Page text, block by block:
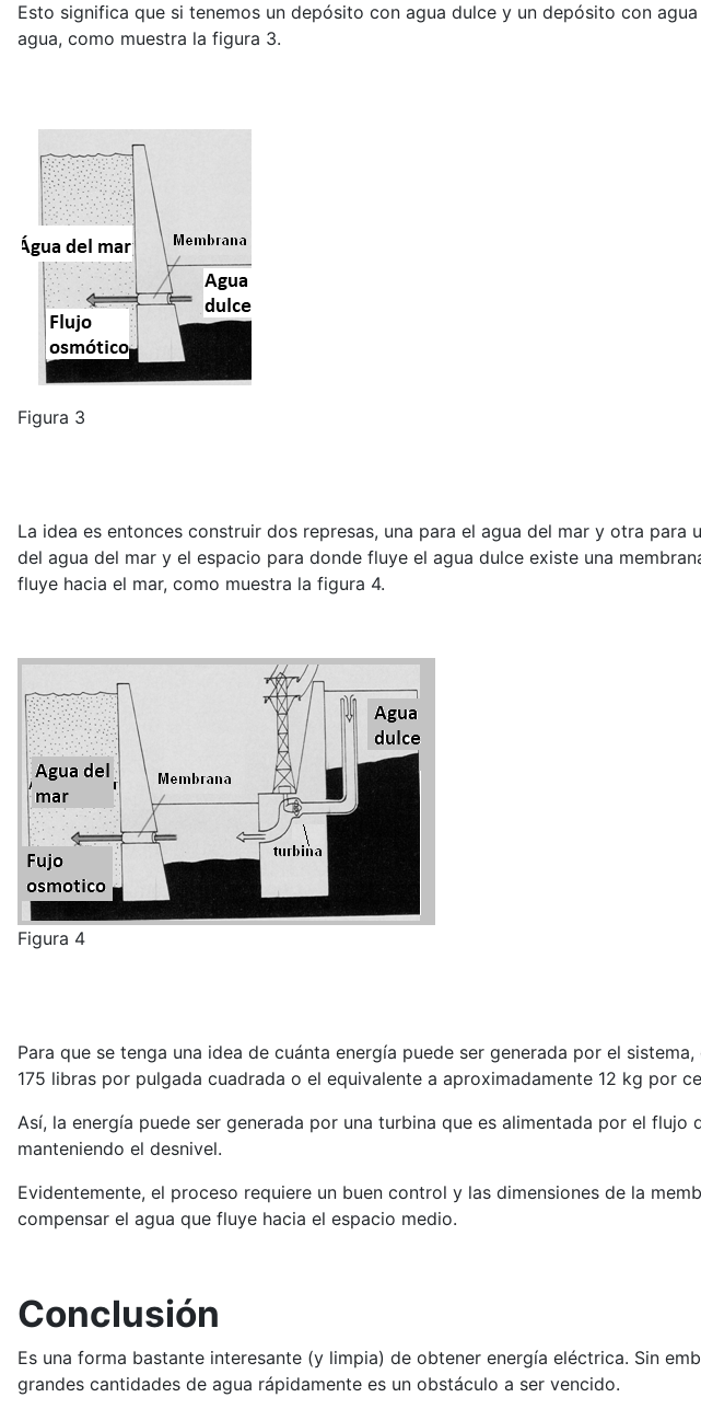
Esto significa que si tenemos un depósito con agua dulce y un depósito con
agua, como muestra la figura 3.
Figura 3
La idea es entonces construir dos represas, una para el agua del mar y otra
del agua del mar y el espacio para donde fluye el agua dulce existe una
fluye hacia el mar, como muestra la figura 4.
Figura 4
Para que se tenga una idea de cuánta energía puede ser generada por el
175 libras por pulgada cuadrada o el equivalente a aproximadamente 12 kg por
Así, la energía puede ser generada por una turbina que es alimentada por el
manteniendo el desnivel.
Evidentemente, el proceso requiere un buen control y las dimensiones de la
compensar el agua que fluye hacia el espacio medio.
Conclusión
Es una forma bastante interesante (y limpia) de obtener energía eléctrica. Sin
grandes cantidades de agua rápidamente es un obstáculo a ser vencido.